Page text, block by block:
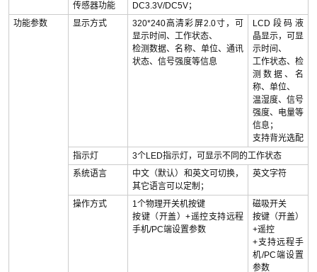
传感器功能
DC3.3V/DC5V；
功能参数
显示方式
320*240高清彩屏2.0寸，可
显示时间、工作状态、
检测数据、名称、单位、通讯
状态、信号强度等信息
LCD段码液
晶显示，可显
示时间、
工作状态、检
测数据、名
称、单位、
温湿度、信号
强度、电量等
信息；
支持背光选配
指示灯
3个LED指示灯，可显示不同的工作状态
系统语言
中文（默认）和英文可切换，
其它语言可以定制；
英文字符
操作方式
1个物理开关机按键
按键（开盖）+遥控支持远程
手机/PC端设置参数
磁吸开关
按键（开盖）
+遥控
+支持远程手
机/PC端设置
参数